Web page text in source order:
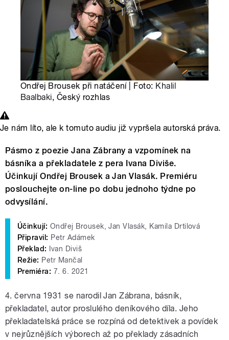
Ondřej Brousek při natáčení | Foto: Khalil
Baalbaki, Český rozhlas
Je nám líto, ale k tomuto audiu již vypršela autorská práva.
Pásmo z poezie Jana Zábrany a vzpomínek na
básníka a překladatele z pera Ivana Diviše.
Účinkují Ondřej Brousek a Jan Vlasák. Premiéru
poslouchejte on-line po dobu jednoho týdne po
odvysílání.
Účinkují: Ondřej Brousek, Jan Vlasák, Kamila Drtilová
Připravil: Petr Adámek
Překlad:
Ivan Diviš
Režie: Petr Mančal
Premiéra: 7. 6. 2021
4. června 1931 se narodil Jan Zábrana, básník,
překladatel, autor proslulého deníkového díla. Jeho
překladatelská práce se rozpíná od detektivek a povídek
v nejrůznějších výborech až po překlady zásadních